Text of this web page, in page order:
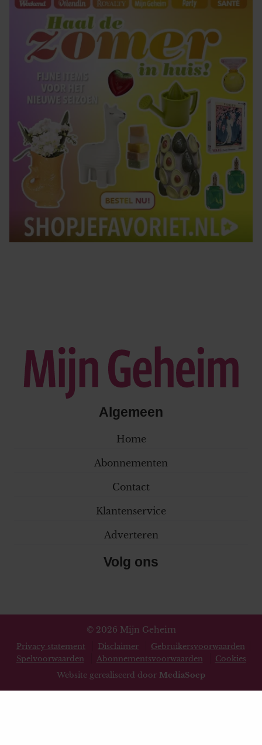
Algemeen
Home
Abonnementen
Contact
Klantenservice
Adverteren
Volg ons
© 2026 Mijn Geheim
Privacy statement Disclaimer
Gebruikersvoorwaarden
Spelvoorwaarden
Abonnementsvoorwaarden
Cookies
Website gerealiseerd door MediaSoep